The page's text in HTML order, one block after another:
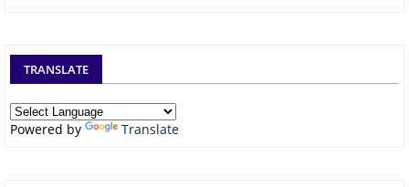
TRANSLATE
Powered by Translate